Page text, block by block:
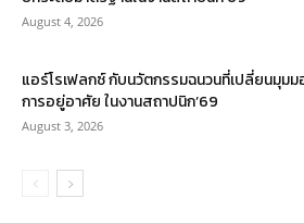
August 4, 2026
แอร์โรเฟลกซ์ กับนวัตกรรมฉนวนที่เปลี่ยนมุมม
การอยู่อาศัย ในงานสถาปนิก’69
August 3, 2026